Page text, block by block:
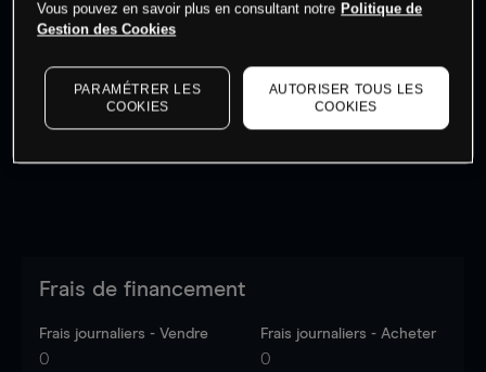
dernières données du marché.
market data
Frais de financement
Frais journaliers - Vendre
0
Frais journaliers - Acheter
0
Vous pouvez en savoir plus en consultant notre Politique de
Gestion des Cookies
PARAMÉTRER LES
COOKIES
AUTORISER TOUS LES
COOKIES